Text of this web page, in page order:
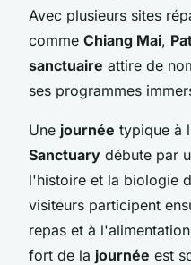
Avec plusieurs sites
comme Chiang Mai,
sanctuaire attire de
ses programmes
Une journée typique à
Sanctuary débute par
l'histoire et la biologie
visiteurs participent
repas et à
fort de la journée est